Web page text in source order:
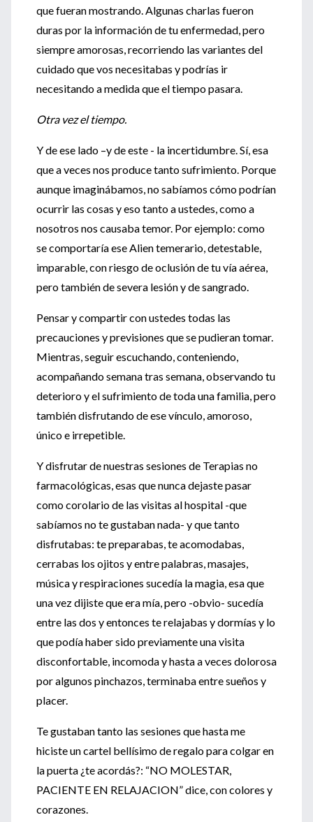
que fueran mostrando. Algunas charlas fueron
duras por la información de tu enfermedad, pero
siempre amorosas, recorriendo las variantes del
cuidado que vos necesitabas y podrías ir
necesitando a medida que el tiempo pasara.
Otra vez el tiempo.
Y de ese lado –y de este - la incertidumbre. Sí, esa
que a veces nos produce tanto sufrimiento. Porque
aunque imaginábamos, no sabíamos cómo podrían
ocurrir las cosas y eso tanto a ustedes, como a
nosotros nos causaba temor. Por ejemplo: como
se comportaría ese Alien temerario, detestable,
imparable, con riesgo de oclusión de tu vía aérea,
pero también de severa lesión y de sangrado.
Pensar y compartir con ustedes todas las
precauciones y previsiones que se pudieran tomar.
Mientras, seguir escuchando, conteniendo,
acompañando semana tras semana, observando tu
deterioro y el sufrimiento de toda una familia, pero
también disfrutando de ese vínculo, amoroso,
único e irrepetible.
Y disfrutar de nuestras sesiones de Terapias no
farmacológicas, esas que nunca dejaste pasar
como corolario de las visitas al hospital -que
sabíamos no te gustaban nada- y que tanto
disfrutabas: te preparabas, te acomodabas,
cerrabas los ojitos y entre palabras, masajes,
música y respiraciones sucedía la magia, esa que
una vez dijiste que era mía, pero -obvio- sucedía
entre las dos y entonces te relajabas y dormías y lo
que podía haber sido previamente una visita
disconfortable, incomoda y hasta a veces dolorosa
por algunos pinchazos, terminaba entre sueños y
placer.
Te gustaban tanto las sesiones que hasta me
hiciste un cartel bellísimo de regalo para colgar en
la puerta ¿te acordás?: “NO MOLESTAR,
PACIENTE EN RELAJACION” dice, con colores y
corazones.